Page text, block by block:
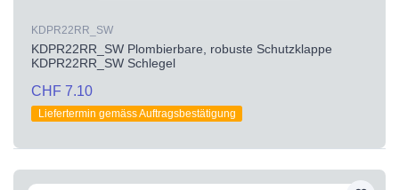
KDPR22RR_SW
KDPR22RR_SW Plombierbare, robuste Schutzklappe
KDPR22RR_SW Schlegel
CHF 7.10
Liefertermin gemäss Auftragsbestätigung